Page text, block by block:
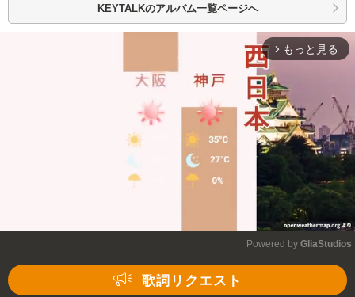
KEYTALKのアルバム一覧ページへ
arrow_forward_ios もっと見る
Powered by GliaStudios
歌詞リクエスト